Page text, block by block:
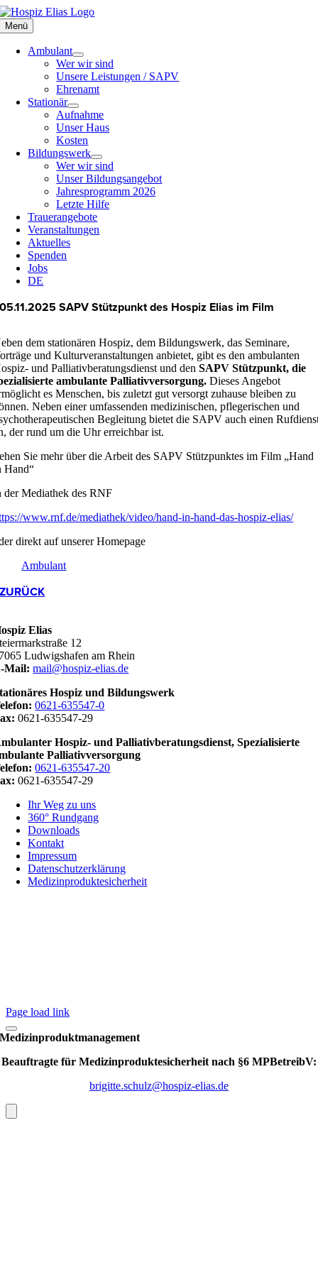
Zum
Inhalt
springen
Menü
Ambulant
Wer wir sind
Unsere Leistungen / SAPV
Ehrenamt
Stationär
Aufnahme
Unser Haus
Kosten
Bildungswerk
Wer wir sind
Unser Bildungsangebot
Jahresprogramm 2026
Letzte Hilfe
Trauerangebote
Veranstaltungen
Aktuelles
Spenden
Jobs
DE
05.11.2025 SAPV Stützpunkt des Hospiz Elias im Film
dem stationären Hospiz, dem Bildungswerk, das Seminare,
und Kulturveranstaltungen anbietet, gibt es den ambulanten
und Palliativberatungsdienst und denSAPV Stützpunkt, die
ambulante Palliativversorgung. Dieses Angebot
es Menschen, bis zuletzt gut versorgt zuhause bleiben zu
Neben einer umfassenden medizinischen, pflegerischen und
Begleitung bietet die SAPV auch einen
der rund um die Uhr erreichbar ist.
Sie mehr über die Arbeit des SAPV Stützpunktes im Film „Hand
Hand“
der Mediathek des RNF
www.rnf.de/mediathek/video/hand-in-hand-das-hospiz-elias/
direkt auf unserer Homepage
Ambulant
ZURÜCK
Elias
12
Ludwigshafen am Rhein
Mail: mail@hospiz-elias.de
Hospiz und Bildungswerk
0621-635547-0
0621-635547-29
Hospiz- und Palliativberatungsdienst,Spezialisierte
Palliativversorgung
0621-635547-20
0621-635547-29
Ihr Weg zu uns
360° Rundgang
Downloads
Kontakt
Impressum
Datenschutzerklärung
Medizinproduktesicherheit
Page load link
Medizinproduktmanagement
Beauftragte für Medizinproduktesicherheit nach §6 MPBetreibV:
brigitte.schulz@hospiz-elias.de